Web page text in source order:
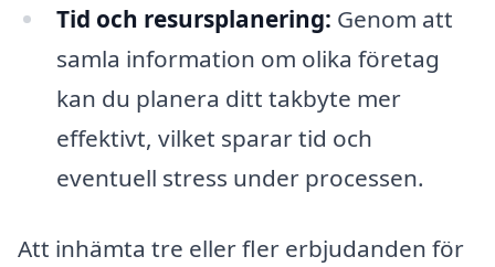
Tid och resursplanering: Genom att
samla information om olika företag
kan du planera ditt takbyte mer
effektivt, vilket sparar tid och
eventuell stress under processen.
Att inhämta tre eller fler erbjudanden för